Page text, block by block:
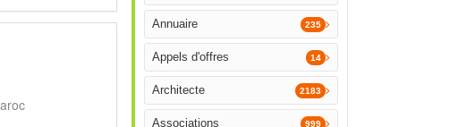
Annuaire 235
Appels d'offres 14
Architecte 2183
Associations 999